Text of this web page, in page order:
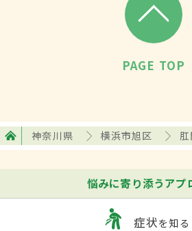
PAGE TOP
神奈川県 横浜市旭区
悩みに寄り添うアプ
症状を知る